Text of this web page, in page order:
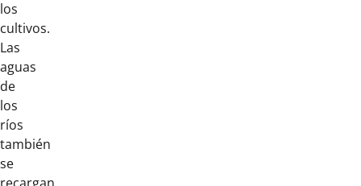
los
cultivos.
Las
aguas
de
los
ríos
también
se